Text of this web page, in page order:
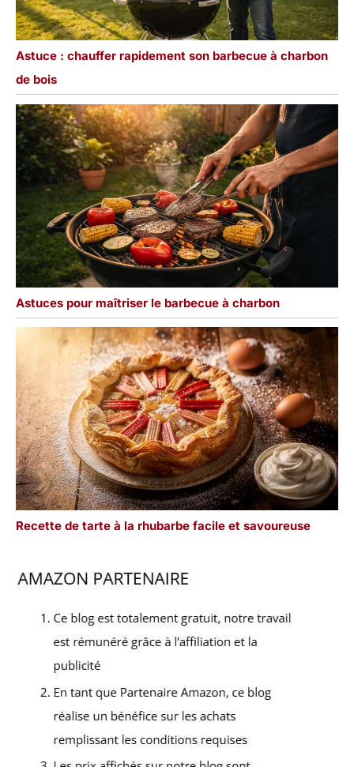
Astuce : chauffer rapidement son barbecue à charbon
de bois
Astuces pour maîtriser le barbecue à charbon
Recette de tarte à la rhubarbe facile et savoureuse